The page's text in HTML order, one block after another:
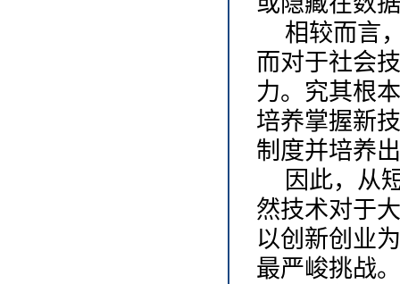
相较而言
而对于社会
力。究其根
培养掌握新
制度并培养
因此，从
然技术对于
以创新创业
最严峻挑战。